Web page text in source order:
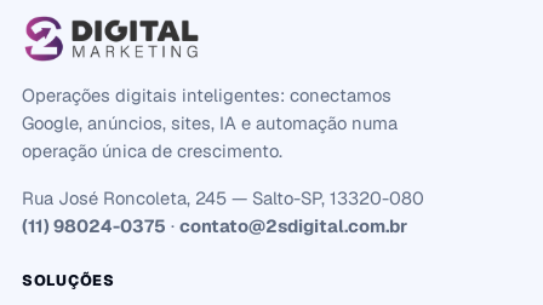
Operações digitais inteligentes: conectamos
Google, anúncios, sites, IA e automação numa
operação única de crescimento.
Rua José Roncoleta, 245 — Salto-SP, 13320-080
(11) 98024-0375 · contato@2sdigital.com.br
SOLUÇÕES